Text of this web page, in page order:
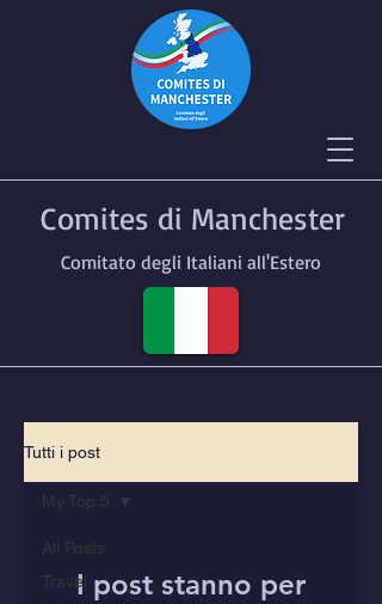
Comites di Manchester
Comitato degli Italiani all'Estero
Tutti i post
All Posts
Travel
My Top 5
I post stanno per